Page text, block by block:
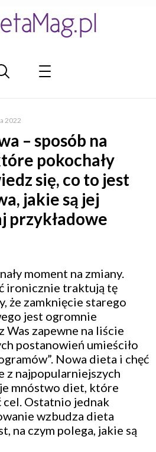
2022
– sposób na
pokochały
się, co to jest
jakie są jej
przykładowe
moment na zmiany.
ironicznie traktują tę
że zamknięcie starego
jest ogromnie
Was zapewne na liście
postanowień umieściło
Nowa dieta i chęć
z najpopularniejszych
mnóstwo diet, które
cel. Ostatnio jednak
wzbudza dieta
na czym polega, jakie są